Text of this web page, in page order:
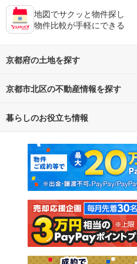
地図でサクッと物件探し
物件比較が手軽にできる
京都府の土地を探す
路線・駅から探す
通勤・通学時間から探す
京都市北区の不動産情報を探す
不動産・住宅
新築マンション
新築一戸建て
注文住宅
売却査定
暮らしのお役立ち情報
マンションカタログ